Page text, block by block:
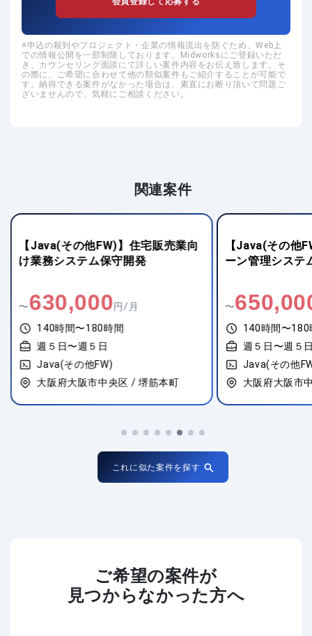
申込の殺到やプロジェクト・企業の情報流出を防ぐため、Web上
での情報公開を一部制限しております。Midworksにご登録いただ
き、カウンセリング面談にて詳しい案件内容をお伝え致します。そ
の際に、ご希望に合わせて他の類似案件もご紹介することが可能で
す。納得できる案件がなかった場合は、素直にお断り頂いて問題ご
ざいませんので、気軽にご相談ください。
関連案件
【Java(その他FW)】住宅販売業向
け業務システム保守開発
〜630,000円/月
140時間〜180時間
週５日〜週５日
Java(その他FW)
大阪府大阪市中央区 / 堺筋本町
【Java(その他
ーン管理システ
〜
140時間〜180
週５日〜週５
Java(その他
大阪府大阪市
これに似た案件を探す
ご希望の案件が
見つからなかった方へ